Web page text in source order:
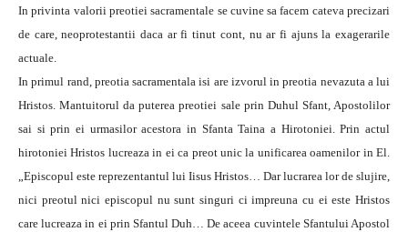
In privinta valorii preotiei sacramentale se cuvine sa facem cateva precizari
de care, neoprotestantii daca ar fi tinut cont, nu ar fi ajuns la exagerarile
actuale.
In primul rand, preotia sacramentala isi are izvorul in preotia nevazuta a lui
Hristos. Mantuitorul da puterea preotiei sale prin Duhul Sfant, Apostolilor
sai si prin ei urmasilor acestora in Sfanta Taina a Hirotoniei. Prin actul
hirotoniei Hristos lucreaza in ei ca preot unic la unificarea oamenilor in El.
„Episcopul este reprezentantul lui Iisus Hristos… Dar lucrarea lor de slujire,
nici preotul nici episcopul nu sunt singuri ci impreuna cu ei este Hristos
care lucreaza in ei prin Sfantul Duh… De aceea cuvintele Sfantului Apostol